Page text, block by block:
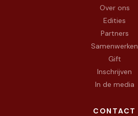
Over ons
Edities
Partners
Samenwerken
Gift
Inschrijven
In de media
CONTACT